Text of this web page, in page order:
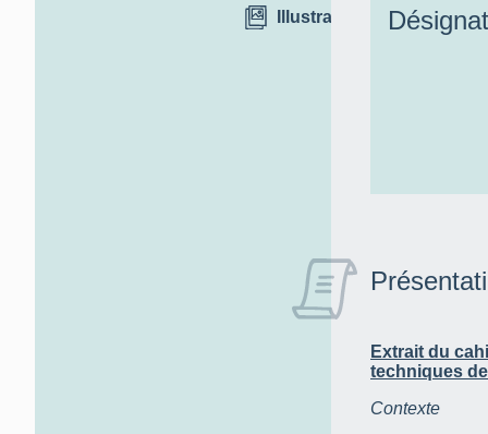
Illustrations
Extrait du
techniques
Contexte